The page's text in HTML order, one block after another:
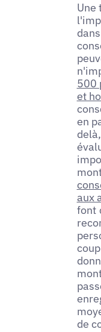
Une
500
et
en
aux
font
de